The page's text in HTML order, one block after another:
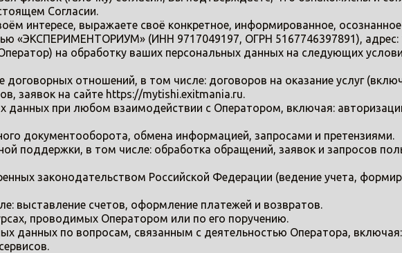
Согласии.
интересе, выражаете своё конкретное, информированное,
«ЭКСПЕРИМЕНТОРИУМ» (ИНН 9717049197, ОГРН 5167746397891), адрес:
на обработку ваших персональных данных на следующих
договорных отношений, в том числе: договоров на оказание услуг
заявок на сайте https://mytishi.exitmania.ru.
данных при любом взаимодействии с Оператором, включая:
документооборота, обмена информацией, запросами и претензиями.
поддержки, в том числе: обработка обращений, заявок и запросов
законодательством Российской Федерации (ведение учета,
выставление счетов, оформление платежей и возвратов.
проводимых Оператором или по его поручению.
данных по вопросам, связанным с деятельностью Оператора,